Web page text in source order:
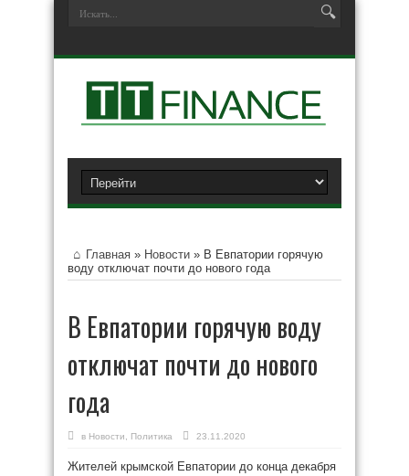
Главная » Новости » В Евпатории горячую
воду отключат почти до нового года
В Евпатории горячую воду
отключат почти до нового
года
в Новости Политика 23.11.2020
Жителей крымской Евпатории до конца декабря